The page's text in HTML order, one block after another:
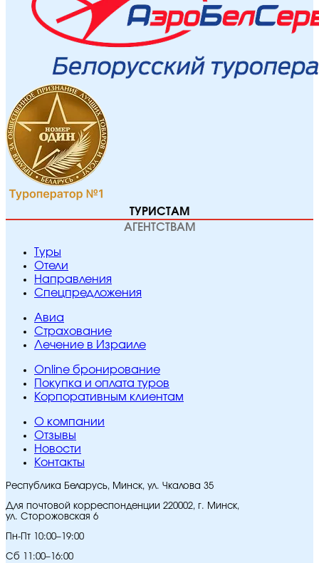
ТУРИСТАМ
АГЕНТСТВАМ
Туры
Отели
Направления
Спецпредложения
Авиа
Страхование
Лечение в Израиле
Online бронирование
Покупка и оплата туров
Корпоративным клиентам
O компании
Отзывы
Новости
Контакты
Республика Беларусь, Минск, ул. Чкалова 35
Для почтовой корреспонденции 220002, г. Минск,
ул. Сторожовская 6
Пн-Пт 10:00–19:00
Сб 11:00–16:00